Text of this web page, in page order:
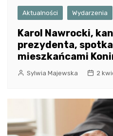
Aktualności Wydarzenia
Karol Nawrocki,
prezydenta,
mieszkańcami
Sylwia Majewska 2